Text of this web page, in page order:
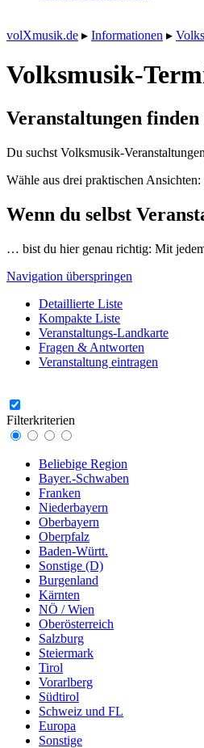
volXmusik.de ▸ Informationen ▸
Volksmusik-
Veranstaltungen
Du suchst Volksmusik-
Wähle aus drei praktischen Ansichten:
Wenn du selbst
… bist du hier genau richtig: Mit
Navigation überspringen
Detaillierte Liste
Kompakte Liste
Veranstaltungs-Landkarte
Fragen & Antworten
Veranstaltung eintragen
Filterkriterien
Beliebige Region
Bayer.-Schwaben
Franken
Niederbayern
Oberbayern
Oberpfalz
Baden-Württ.
Sonstige (D)
Burgenland
Kärnten
NÖ / Wien
Oberösterreich
Salzburg
Steiermark
Tirol
Vorarlberg
Südtirol
Schweiz und FL
Europa
Sonstige